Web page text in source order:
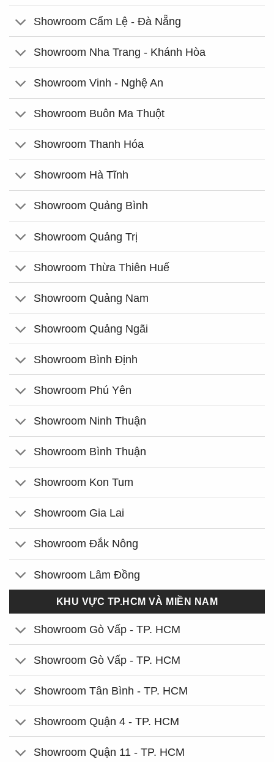
Showroom Cẩm Lệ - Đà Nẵng
Showroom Nha Trang - Khánh Hòa
Showroom Vinh - Nghệ An
Showroom Buôn Ma Thuột
Showroom Thanh Hóa
Showroom Hà Tĩnh
Showroom Quảng Bình
Showroom Quảng Trị
Showroom Thừa Thiên Huế
Showroom Quảng Nam
Showroom Quảng Ngãi
Showroom Bình Định
Showroom Phú Yên
Showroom Ninh Thuận
Showroom Bình Thuận
Showroom Kon Tum
Showroom Gia Lai
Showroom Đắk Nông
Showroom Lâm Đồng
KHU VỰC TP.HCM VÀ MIỀN NAM
Showroom Gò Vấp - TP. HCM
Showroom Gò Vấp - TP. HCM
Showroom Tân Bình - TP. HCM
Showroom Quận 4 - TP. HCM
Showroom Quận 11 - TP. HCM